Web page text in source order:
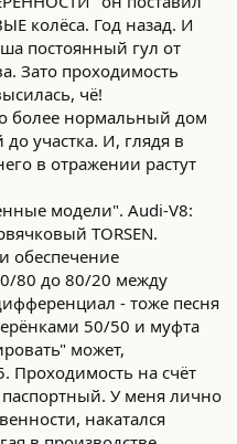
колёса. Год назад. И
постоянный гул от
Зато проходимость
чё!
более нормальный дом
участка. И, глядя в
в отражении растут
модели". Audi-V8:
TORSEN.
обеспечение
80 до 80/20 между
- тоже песня
50/50 и муфта
может,
Проходимость на счёт
У меня лично
накатался